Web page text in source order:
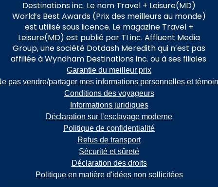
Destinations inc. Le nom Travel + Leisure(MD)
World’s Best Awards (Prix des meilleurs au monde)
est utilisé sous licence. Le magazine Travel +
Leisure(MD) est publié par TI inc. Affluent Media
Group, une société Dotdash Meredith qui n’est pas
affiliée à Wyndham Destinations inc. ou à ses filiales.
Garantie du meilleur prix
pas vendre/partager mes informations personnelles et
Conditions des voyageurs
Informations juridiques
Déclaration sur l’esclavage moderne
Politique de confidentialité
Refus de transport
Sécurité et sûreté
Déclaration des droits
Politique en matière d'idées non sollicitées